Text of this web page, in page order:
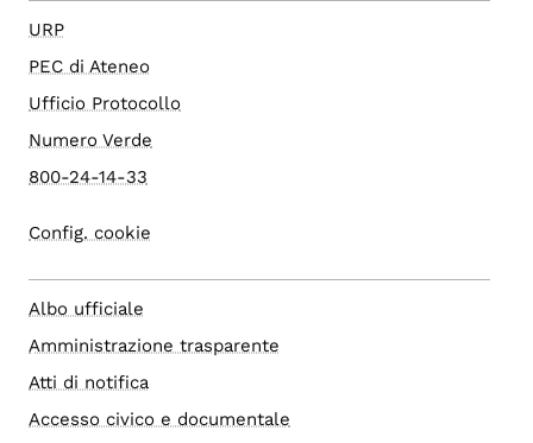
URP
PEC di Ateneo
Ufficio Protocollo
Numero Verde
800-24-14-33
Config. cookie
Albo ufficiale
Amministrazione trasparente
Atti di notifica
Accesso civico e documentale